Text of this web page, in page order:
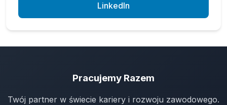
LinkedIn
Pracujemy Razem
Twój partner w świecie kariery i rozwoju zawodowego.